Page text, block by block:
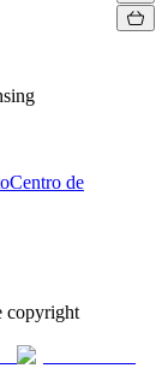
Centro de
copyright